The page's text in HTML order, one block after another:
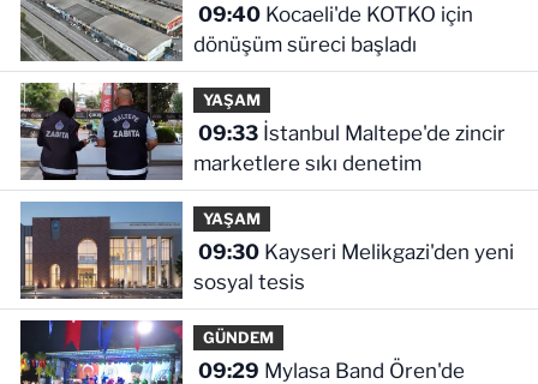
09:40Kocaeli'de KOTKO için
dönüşüm süreci başladı
YAŞAM
09:33İstanbul Maltepe'de zincir
marketlere sıkı denetim
YAŞAM
09:30Kayseri Melikgazi'den yeni
sosyal tesis
GÜNDEM
09:29